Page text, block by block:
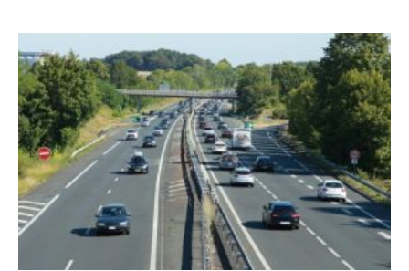
Autoroute
A69
:
l’abattage
des
alignements
d’arbres
est